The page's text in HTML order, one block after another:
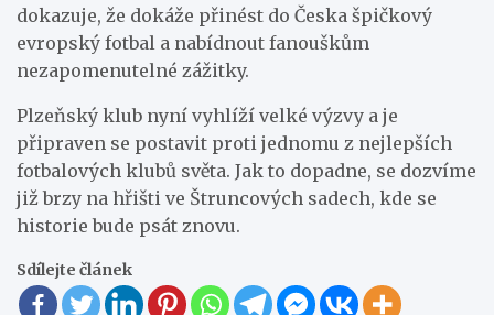
dokazuje, že dokáže přinést do Česka špičkový
evropský fotbal a nabídnout fanouškům
nezapomenutelné zážitky.
Plzeňský klub nyní vyhlíží velké výzvy a je
připraven se postavit proti jednomu z nejlepších
fotbalových klubů světa. Jak to dopadne, se dozvíme
již brzy na hřišti ve Štruncových sadech, kde se
historie bude psát znovu.
Sdílejte článek